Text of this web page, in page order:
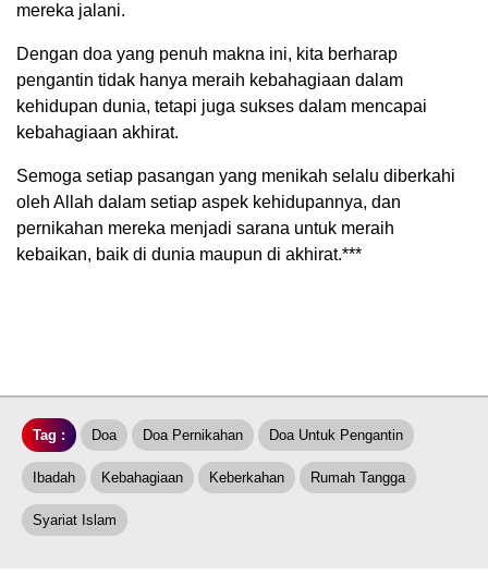
mereka jalani.
Dengan doa yang penuh makna ini, kita berharap
pengantin tidak hanya meraih kebahagiaan dalam
kehidupan dunia, tetapi juga sukses dalam mencapai
kebahagiaan akhirat.
Semoga setiap pasangan yang menikah selalu diberkahi
oleh Allah dalam setiap aspek kehidupannya, dan
pernikahan mereka menjadi sarana untuk meraih
kebaikan, baik di dunia maupun di akhirat.***
Tag : Doa Doa Pernikahan Doa Untuk Pengantin
Ibadah Kebahagiaan Keberkahan Rumah Tangga
Syariat Islam